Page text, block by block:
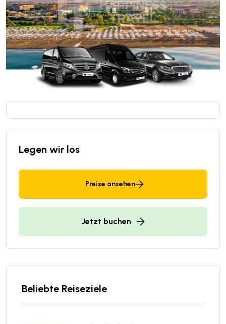
Legen wir los
Preise ansehen
Jetzt buchen
Beliebte Reiseziele